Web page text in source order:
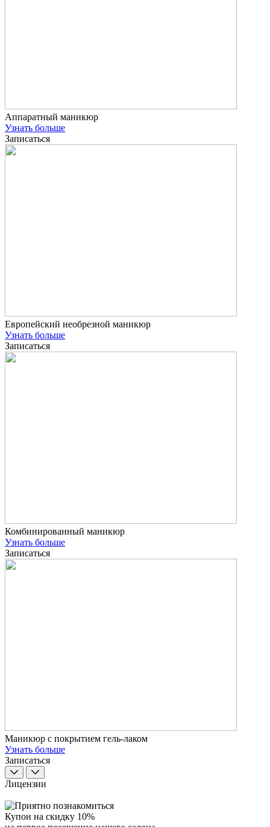
Аппаратный маникюр
Узнать больше
Записаться
Европейский необрезной маникюр
Узнать больше
Записаться
Комбинированный маникюр
Узнать больше
Записаться
Маникюр с покрытием гель-лаком
Узнать больше
Записаться
Лицензии
Купон на скидку 10%